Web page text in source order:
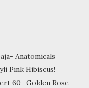
Anatomicals
Pink Hibiscus!
60- Golden Rose